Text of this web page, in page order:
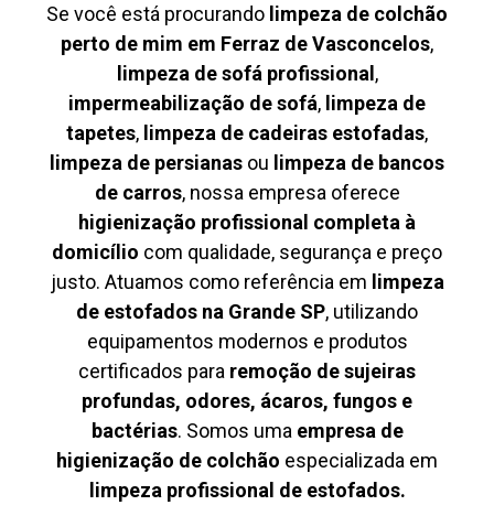
Se você está procurando limpeza de colchão
perto de mim em Ferraz de Vasconcelos,
limpeza de sofá profissional ,
impermeabilização de sofá, limpeza de
tapetes, limpeza de cadeiras estofadas,
limpeza de persianas ou limpeza de bancos
de carros, nossa empresa oferece
higienização profissional completa à
domicílio com qualidade, segurança e preço
justo. Atuamos como referência em limpeza
de estofados na Grande SP, utilizando
equipamentos modernos e produtos
certificados para remoção de sujeiras
profundas, odores, ácaros, fungos e
bactérias. Somos uma empresa de
higienização de colchão especializada em
limpeza profissional de estofados.